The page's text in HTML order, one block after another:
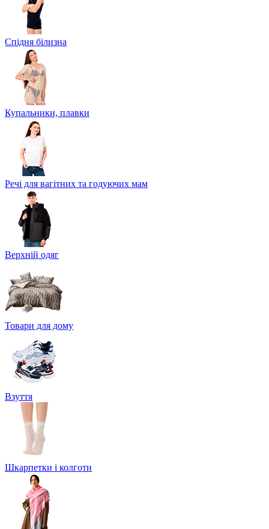
Спідня білизна
Купальники, плавки
Речі для вагітних та годуючих мам
Верхній одяг
Товари для дому
Взуття
Шкарпетки і колготи